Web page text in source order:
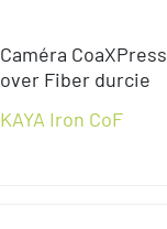
Caméra CoaXPress
over Fiber durcie
KAYA Iron CoF